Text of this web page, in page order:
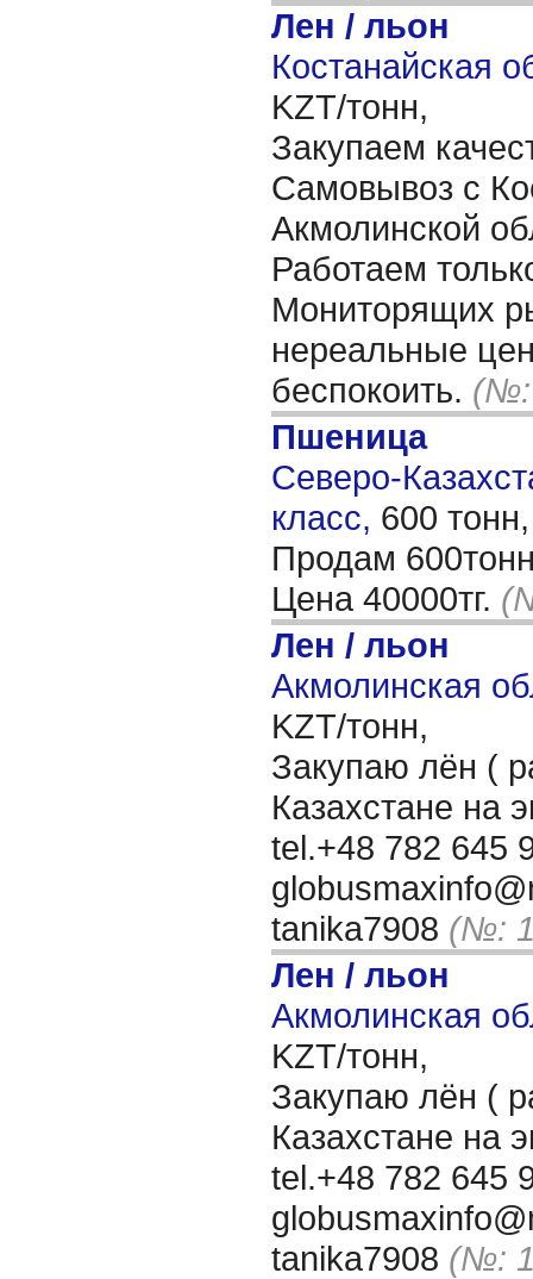
Лен / льон
Костанайская
KZT/тонн,
Закупаем
Самовывоз с
Акмолинской
Работаем
Мониторящих
нереальные
беспокоить. (№:
Пшеница
Северо-
класс, 600
Продам
Цена 40000тг.
Лен / льон
Акмолинская
KZT/тонн,
Закупаю лён (
Казахстане на
tel.+48 782 645
tanika7908 (№:
Лен / льон
Акмолинская
KZT/тонн,
Закупаю лён (
Казахстане на
tel.+48 782 645
tanika7908 (№: